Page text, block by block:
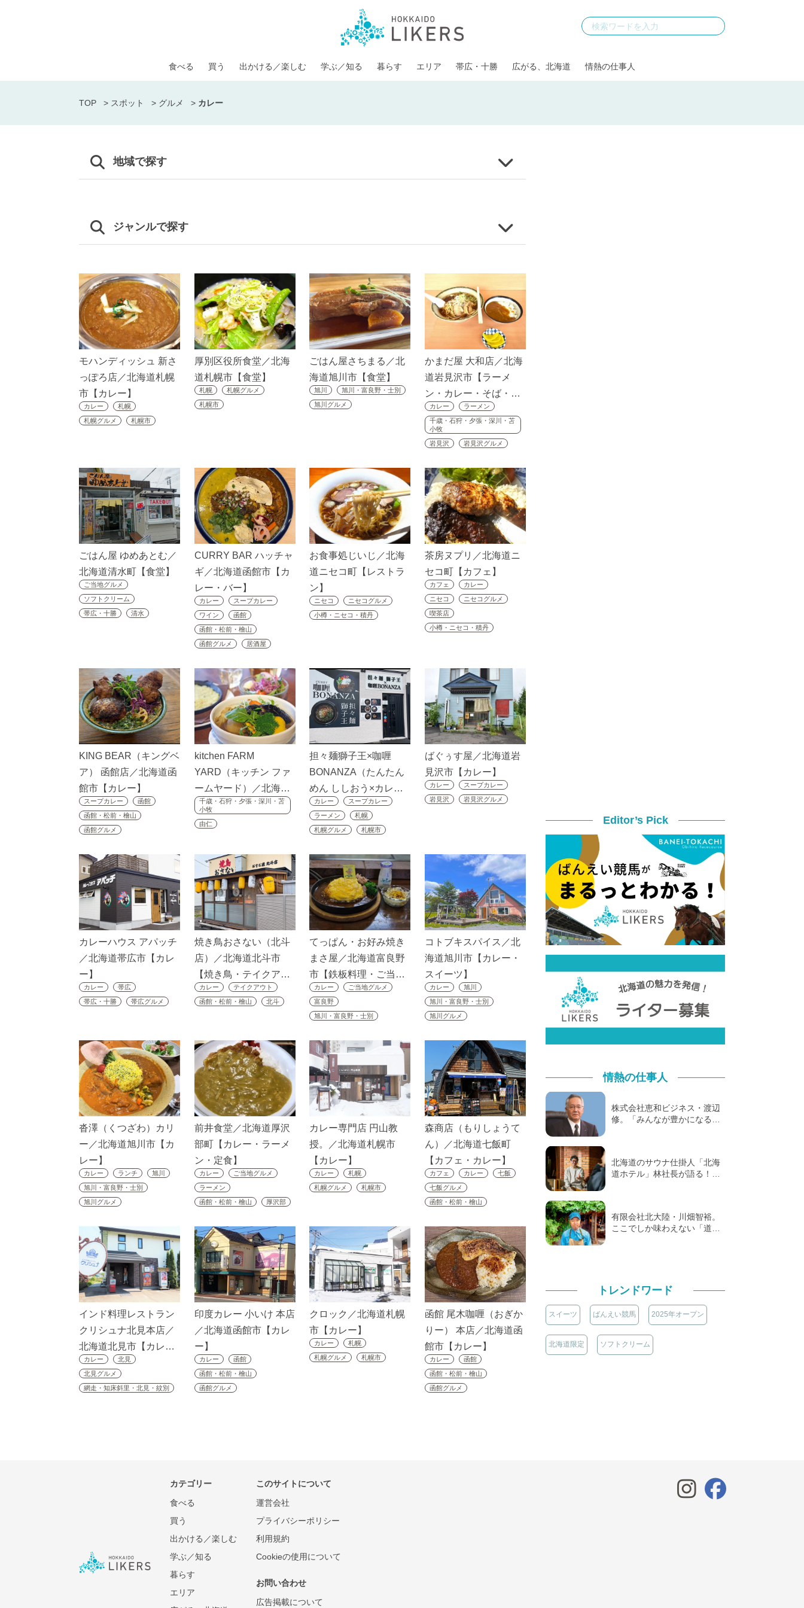
食べる 買う 出かける／楽しむ 学ぶ／知る 暮らす エリア 帯広・十勝 広がる、北海道 情熱の仕事人
TOP > スポット > グルメ > カレー
地域で探す
ジャンルで探す
モハンディッシュ 新さ
っぽろ店／北海道札幌
市【カレー】
カレー
札幌
札幌グルメ
札幌市
厚別区役所食堂／北海
道札幌市【食堂】
札幌
札幌グルメ
札幌市
ごはん屋さちまる／北
海道旭川市【食堂】
旭川
旭川・富良野・士別
旭川グルメ
かまだ屋 大和店／北海
道岩見沢市【ラーメ
ン・カレー・そば・…
カレー
ラーメン
千歳・石狩・夕張・深川・苫
小牧
岩見沢
岩見沢グルメ
ごはん屋 ゆめあとむ／
北海道清水町【食堂】
ご当地グルメ
ソフトクリーム
帯広・十勝
清水
CURRY BAR ハッチャ
ギ／北海道函館市【カ
レー・バー】
カレー
スープカレー
ワイン
函館
函館・松前・檜山
函館グルメ
居酒屋
お食事処じいじ／北海
道ニセコ町【レストラ
ン】
ニセコ
ニセコグルメ
小樽・ニセコ・積丹
茶房ヌプリ／北海道ニ
セコ町【カフェ】
カフェ
カレー
ニセコ
ニセコグルメ
喫茶店
小樽・ニセコ・積丹
KING BEAR（キングベ
ア） 函館店／北海道函
館市【カレー】
スープカレー
函館
函館・松前・檜山
函館グルメ
kitchen FARM
YARD（キッチン ファ
ームヤード）／北海…
千歳・石狩・夕張・深川・苫
小牧
由仁
担々麺獅子王×咖喱
BONANZA（たんたん
めん ししおう×カレ…
カレー
スープカレー
ラーメン
札幌
札幌グルメ
札幌市
ばぐぅす屋／北海道岩
見沢市【カレー】
カレー
スープカレー
岩見沢
岩見沢グルメ
カレーハウス アパッチ
／北海道帯広市【カレ
ー】
カレー
帯広
帯広・十勝
帯広グルメ
焼き鳥おさない（北斗
店）／北海道北斗市
【焼き鳥・テイクア…
カレー
テイクアウト
函館・松前・檜山
北斗
てっぱん・お好み焼き
まさ屋／北海道富良野
市【鉄板料理・ご当…
カレー
ご当地グルメ
富良野
旭川・富良野・士別
コトブキスパイス／北
海道旭川市【カレー・
スイーツ】
カレー
旭川
旭川・富良野・士別
旭川グルメ
沓澤（くつざわ）カリ
ー／北海道旭川市【カ
レー】
カレー ランチ
旭川
旭川・富良野・士別
旭川グルメ
前井食堂／北海道厚沢
部町【カレー・ラーメ
ン・定食】
カレー
ご当地グルメ
ラーメン
函館・松前・檜山
厚沢部
カレー専門店 円山教
授。／北海道札幌市
【カレー】
カレー
札幌
札幌グルメ
札幌市
森商店（もりしょうて
ん）／北海道七飯町
【カフェ・カレー】
カフェ カレー
七飯
七飯グルメ
函館・松前・檜山
インド料理レストラン
クリシュナ北見本店／
北海道北見市【カレ…
カレー
北見
北見グルメ
網走・知床斜里・北見・紋別
印度カレー 小いけ 本店
／北海道函館市【カレ
ー】
カレー
函館
函館・松前・檜山
函館グルメ
クロック／北海道札幌
市【カレー】
カレー
札幌
札幌グルメ
札幌市
函館 尾木咖喱（おぎか
りー） 本店／北海道函
館市【カレー】
カレー
函館
函館・松前・檜山
函館グルメ
Editor’s Pick
情熱の仕事人
株式会社恵和ビジネス・渡辺
修。「みんなが豊かになる…
北海道のサウナ仕掛人「北海
道ホテル」林社長が語る！…
有限会社北大陸・川畑智裕。
ここでしか味わえない「道…
トレンドワード
スイーツ ばんえい競馬 2025年オープン
北海道限定 ソフトクリーム
カテゴリー
食べる
買う
出かける／楽しむ
学ぶ／知る
暮らす
エリア
このサイトについて
運営会社
プライバシーポリシー
利用規約
Cookieの使用について
お問い合わせ
広告掲載について